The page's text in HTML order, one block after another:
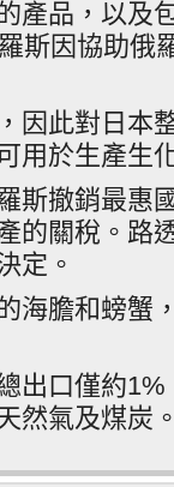
產品，以及
斯因協助俄
因此對日本
用於生產生
斯撤銷最惠
的關稅。路
定。
海膽和螃蟹
出口僅約
然氣及煤炭